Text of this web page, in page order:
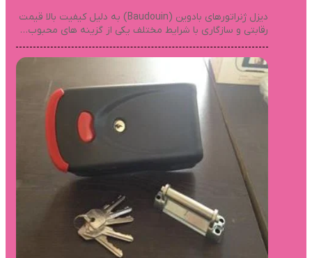
دیزل ژنراتورهای بادوین (Baudouin) به دلیل کیفیت بالا قیمت
رقابتی و سازگاری با شرایط مختلف یکی از گزینه های محبوب…